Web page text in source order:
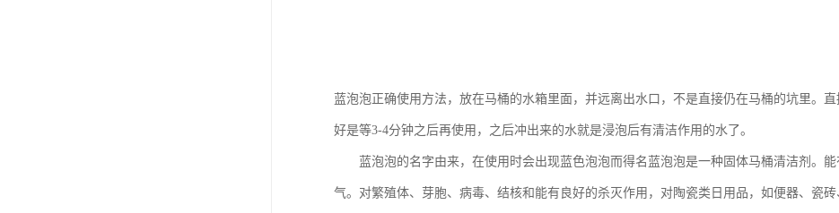
蓝泡泡正确使用方法，放在马桶的水箱里面，并远离出水口，不是直接仍在马桶的坑里。
好是等3-4分钟之后再使用，之后冲出来的水就是浸泡后有清洁作用的水了。
蓝泡泡的名字由来，在使用时会出现蓝色泡泡而得名蓝泡泡是一种固体马桶清洁剂。能
气。对繁殖体、芽胞、病毒、结核和能有良好的杀灭作用，对陶瓷类日用品，如便器、瓷